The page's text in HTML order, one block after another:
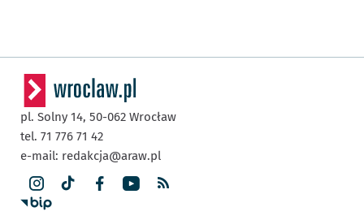
pl. Solny 14, 50-062 Wrocław
tel. 71 776 71 42
e-mail: redakcja@araw.pl